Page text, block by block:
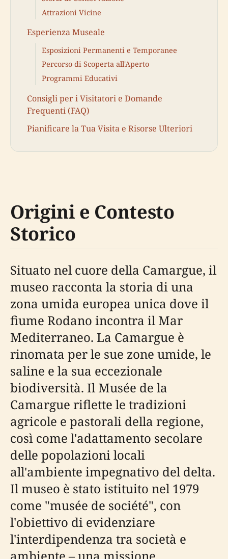
Attrazioni Vicine
Esperienza Museale
Esposizioni Permanenti e Temporanee
Percorso di Scoperta all'Aperto
Programmi Educativi
Consigli per i Visitatori e Domande
Frequenti (FAQ)
Pianificare la Tua Visita e Risorse Ulteriori
Origini e Contesto
Storico
Situato nel cuore della Camargue, il
museo racconta la storia di una
zona umida europea unica dove il
fiume Rodano incontra il Mar
Mediterraneo. La Camargue è
rinomata per le sue zone umide, le
saline e la sua eccezionale
biodiversità. Il Musée de la
Camargue riflette le tradizioni
agricole e pastorali della regione,
così come l'adattamento secolare
delle popolazioni locali
all'ambiente impegnativo del delta.
Il museo è stato istituito nel 1979
come "musée de société", con
l'obiettivo di evidenziare
l'interdipendenza tra società e